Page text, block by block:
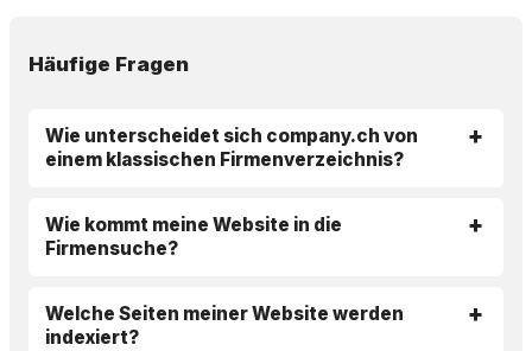
Häufige Fragen
Wie unterscheidet sich company.ch von
einem klassischen Firmenverzeichnis?
Wie kommt meine Website in die
Firmensuche?
Welche Seiten meiner Website werden
indexiert?